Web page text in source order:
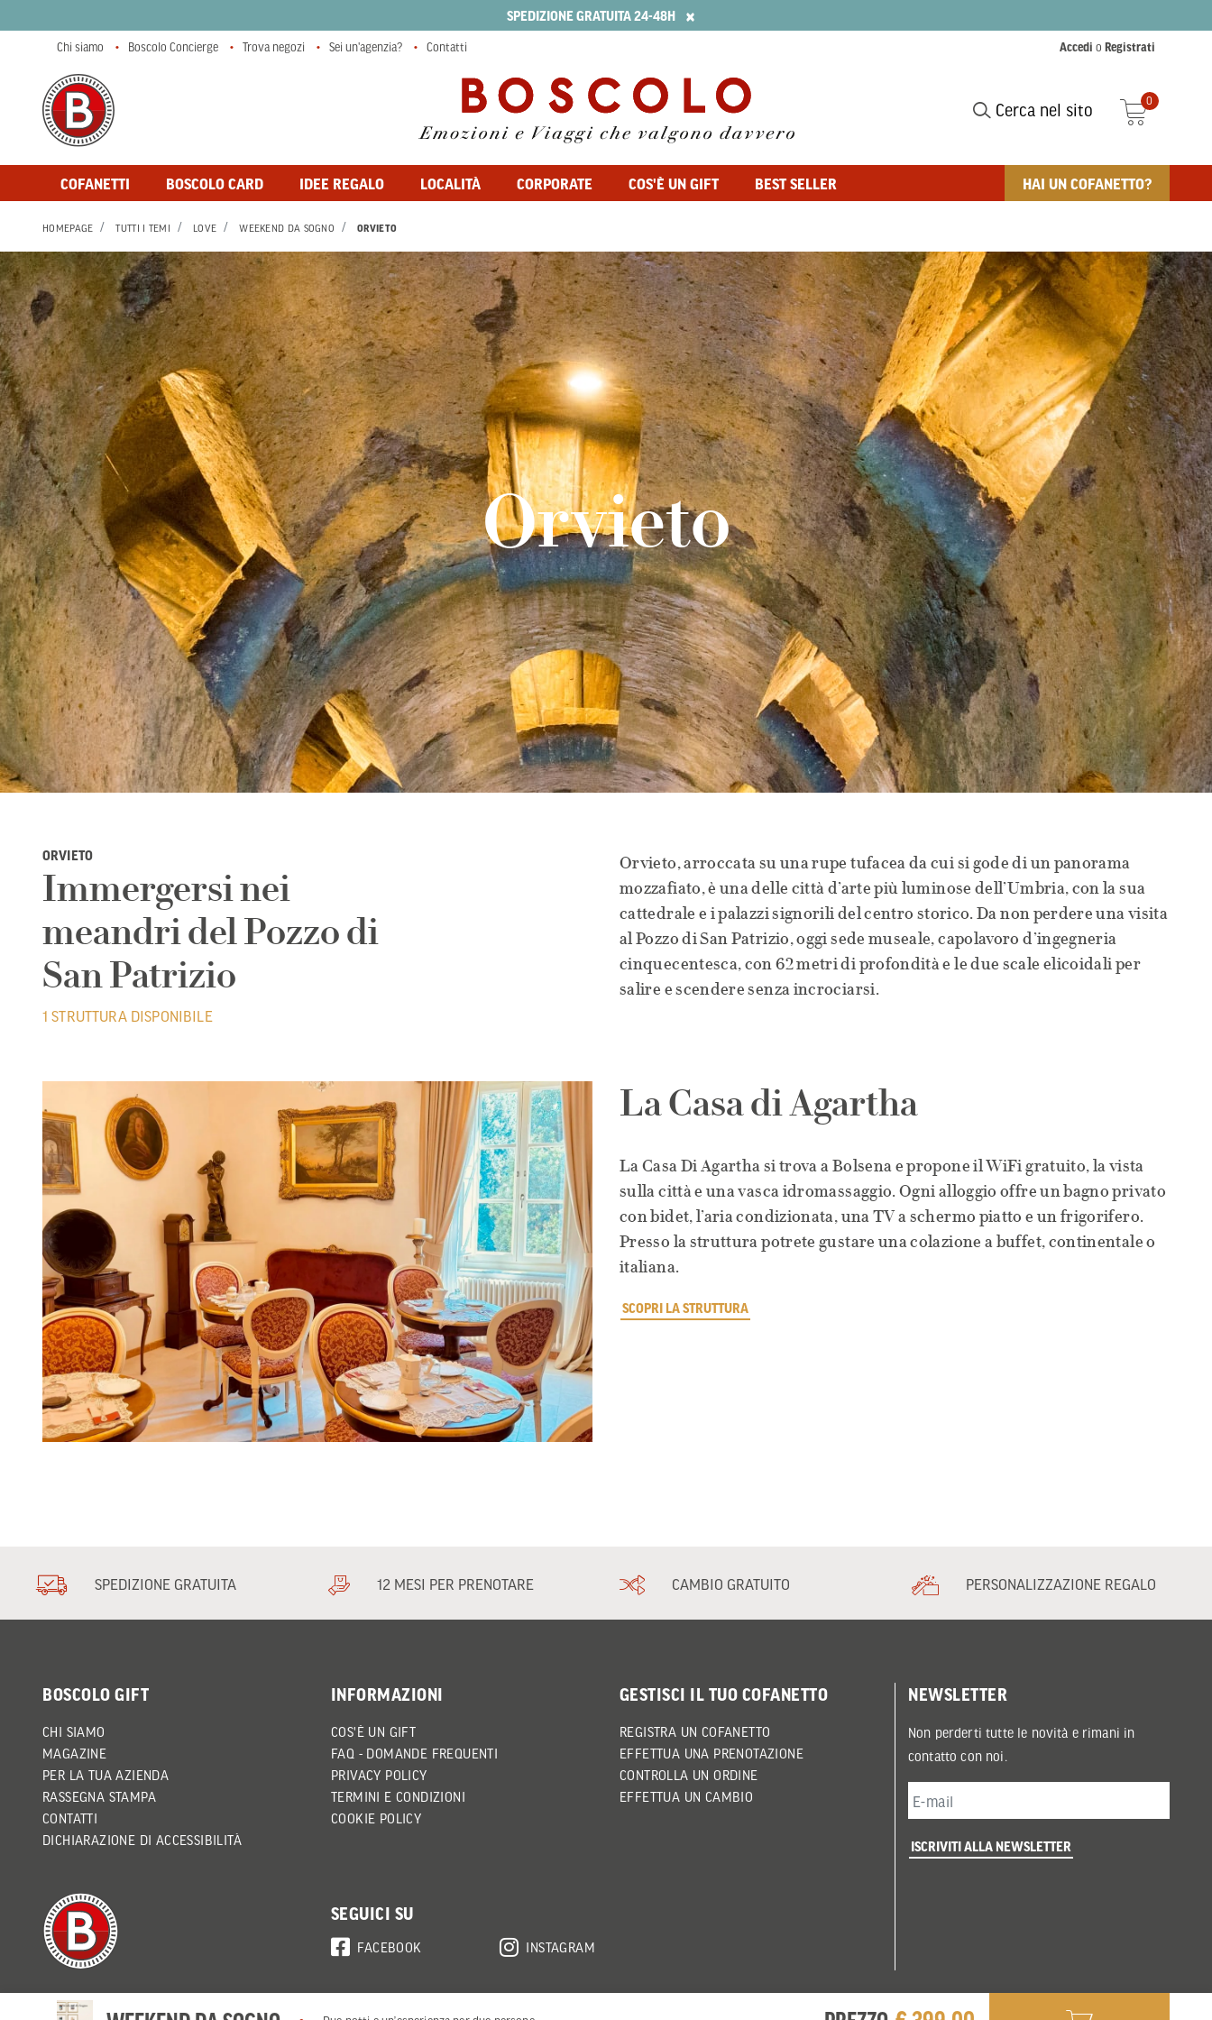
SPEDIZIONE GRATUITA 24-48H ×
Cerca nel sito
0
COFANETTI BOSCOLO CARD IDEE REGALO LOCALITÀ CORPORATE COS'È UN GIFT BEST SELLER HAI UN COFANETTO?
Chi siamo Boscolo Concierge Trova negozi Sei un'agenzia? Contatti Accedi o Registrati
HOMEPAGE TUTTI I TEMI LOVE WEEKEND DA SOGNO ORVIETO
Orvieto
ORVIETO
Immergersi nei
meandri del Pozzo di
San Patrizio
1 STRUTTURA DISPONIBILE
Orvieto, arroccata su una rupe tufacea da cui si gode di un panorama
mozzafiato, è una delle città d’arte più luminose dell’Umbria, con la sua
cattedrale e i palazzi signorili del centro storico. Da non perdere una visita
al Pozzo di San Patrizio, oggi sede museale, capolavoro d’ingegneria
cinquecentesca, con 62 metri di profondità e le due scale elicoidali per
salire e scendere senza incrociarsi.
La Casa di Agartha
La Casa Di Agartha si trova a Bolsena e propone il WiFi gratuito, la vista
sulla città e una vasca idromassaggio. Ogni alloggio offre un bagno privato
con bidet, l’aria condizionata, una TV a schermo piatto e un frigorifero.
Presso la struttura potrete gustare una colazione a buffet, continentale o
italiana.
SCOPRI LA STRUTTURA
SPEDIZIONE GRATUITA 12 MESI PER PRENOTARE CAMBIO GRATUITO PERSONALIZZAZIONE REGALO
BOSCOLO GIFT
CHI SIAMO
MAGAZINE
PER LA TUA AZIENDA
RASSEGNA STAMPA
CONTATTI
DICHIARAZIONE DI ACCESSIBILITÀ
INFORMAZIONI
COS'È UN GIFT
FAQ - DOMANDE FREQUENTI
PRIVACY POLICY
TERMINI E CONDIZIONI
COOKIE POLICY
GESTISCI IL TUO COFANETTO
REGISTRA UN COFANETTO
EFFETTUA UNA PRENOTAZIONE
CONTROLLA UN ORDINE
EFFETTUA UN CAMBIO
SEGUICI SU
FACEBOOK INSTAGRAM
NEWSLETTER
Non perderti tutte le novità e rimani in
contatto con noi.
ISCRIVITI ALLA NEWSLETTER